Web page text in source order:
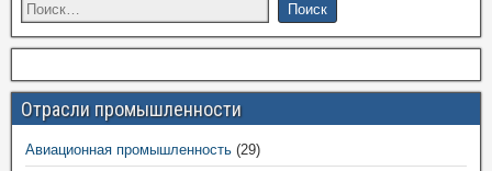
Отрасли промышленности
Авиационная промышленность (29)